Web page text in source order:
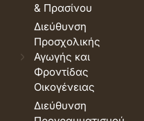
& Πρασίνου
Διεύθυνση
Προσχολικής
Αγωγής και
Φροντίδας
Οικογένειας
Διεύθυνση